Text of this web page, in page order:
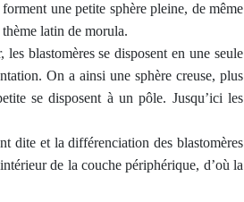
une petite sphère pleine, de même
latin de morula.
blastomères se disposent en une seule
On a ainsi une sphère creuse, plus
se disposent à un pôle. Jusqu’ici les
dite et la différenciation des blastomères
de la couche périphérique, d’où la